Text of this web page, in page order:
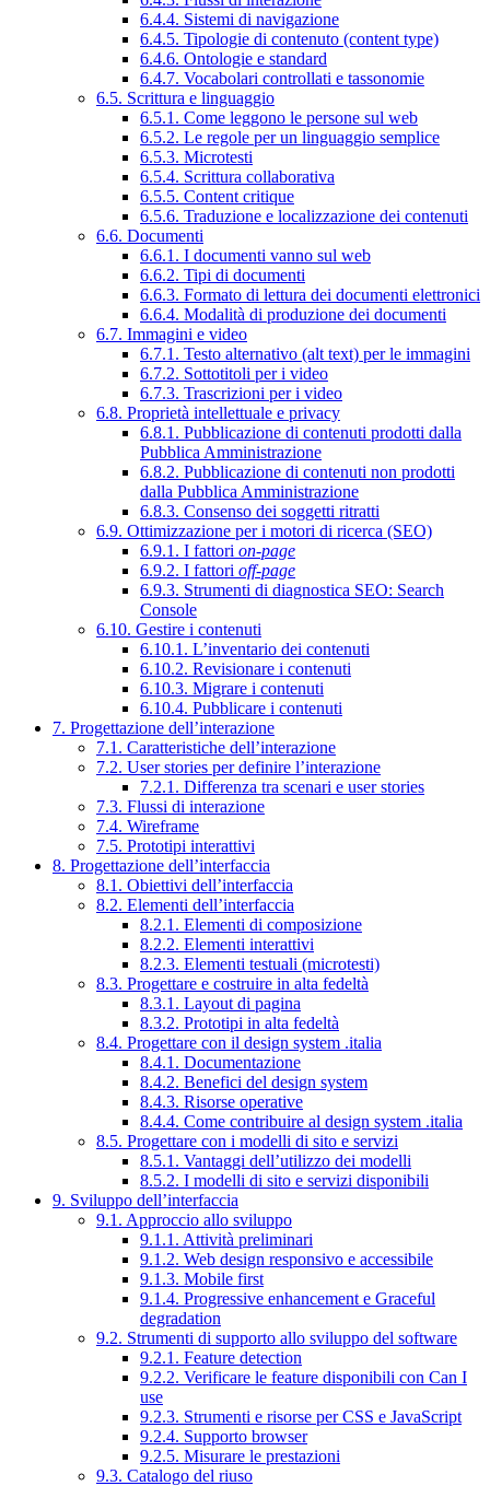
6.4.4. Sistemi di navigazione
6.4.5. Tipologie di contenuto (content type)
6.4.6. Ontologie e standard
6.4.7. Vocabolari controllati e tassonomie
6.5. Scrittura e linguaggio
6.5.1. Come leggono le persone sul web
6.5.2. Le regole per un linguaggio semplice
6.5.3. Microtesti
6.5.4. Scrittura collaborativa
6.5.5. Content critique
6.5.6. Traduzione e localizzazione dei contenuti
6.6. Documenti
6.6.1. I documenti vanno sul web
6.6.2. Tipi di documenti
6.6.3. Formato di lettura dei documenti elettronici
6.6.4. Modalità di produzione dei documenti
6.7. Immagini e video
6.7.1. Testo alternativo (alt text) per le immagini
6.7.2. Sottotitoli per i video
6.7.3. Trascrizioni per i video
6.8. Proprietà intellettuale e privacy
6.8.1. Pubblicazione di contenuti prodotti dalla
Pubblica Amministrazione
6.8.2. Pubblicazione di contenuti non prodotti
dalla Pubblica Amministrazione
6.8.3. Consenso dei soggetti ritratti
6.9. Ottimizzazione per i motori di ricerca (SEO)
6.9.1. I fattori on-page
6.9.2. I fattori off-page
6.9.3. Strumenti di diagnostica SEO: Search
Console
6.10. Gestire i contenuti
6.10.1. L’inventario dei contenuti
6.10.2. Revisionare i contenuti
6.10.3. Migrare i contenuti
6.10.4. Pubblicare i contenuti
7. Progettazione dell’interazione
7.1. Caratteristiche dell’interazione
7.2. User stories per definire l’interazione
7.2.1. Differenza tra scenari e user stories
7.3. Flussi di interazione
7.4. Wireframe
7.5. Prototipi interattivi
8. Progettazione dell’interfaccia
8.1. Obiettivi dell’interfaccia
8.2. Elementi dell’interfaccia
8.2.1. Elementi di composizione
8.2.2. Elementi interattivi
8.2.3. Elementi testuali (microtesti)
8.3. Progettare e costruire in alta fedeltà
8.3.1. Layout di pagina
8.3.2. Prototipi in alta fedeltà
8.4. Progettare con il design system .italia
8.4.1. Documentazione
8.4.2. Benefici del design system
8.4.3. Risorse operative
8.4.4. Come contribuire al design system .italia
8.5. Progettare con i modelli di sito e servizi
8.5.1. Vantaggi dell’utilizzo dei modelli
8.5.2. I modelli di sito e servizi disponibili
9. Sviluppo dell’interfaccia
9.1. Approccio allo sviluppo
9.1.1. Attività preliminari
9.1.2. Web design responsivo e accessibile
9.1.3. Mobile first
9.1.4. Progressive enhancement e Graceful
degradation
9.2. Strumenti di supporto allo sviluppo del software
9.2.1. Feature detection
9.2.2. Verificare le feature disponibili con Can I
use
9.2.3. Strumenti e risorse per CSS e JavaScript
9.2.4. Supporto browser
9.2.5. Misurare le prestazioni
9.3. Catalogo del riuso